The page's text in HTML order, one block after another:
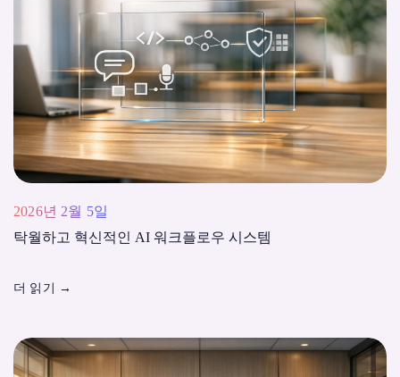
2026년 2월 5일
탁월하고 혁신적인 AI 워크플로우 시스템
더 읽기 →